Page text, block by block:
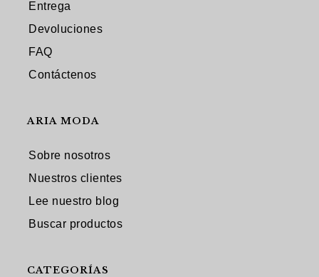
Entrega
Devoluciones
FAQ
Contáctenos
ARIA MODA
Sobre nosotros
Nuestros clientes
Lee nuestro blog
Buscar productos
CATEGORÍAS